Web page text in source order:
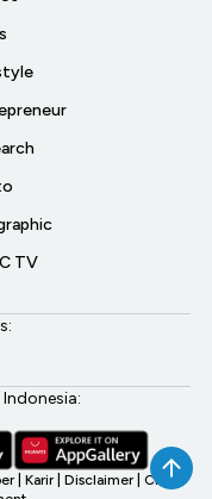
TV
Karir Disclaimer CNBC